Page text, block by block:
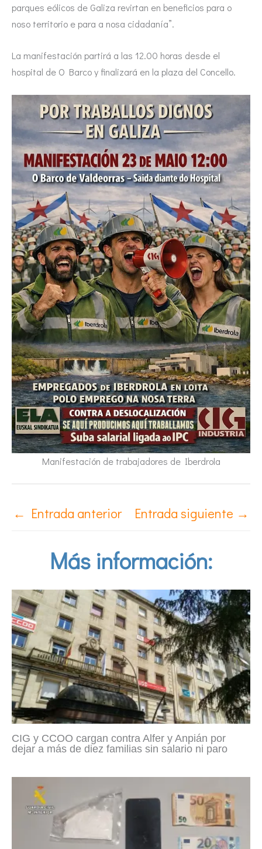
parques eólicos de Galiza revirtan en beneficios para o
noso territorio e para a nosa cidadanía”.
La manifestación partirá a las 12.00 horas desde el
hospital de O Barco y finalizará en la plaza del Concello.
Manifestación de trabajadores de Iberdrola
← Entrada anterior Entrada siguiente →
Más información:
CIG y CCOO cargan contra Alfer y Anpián por
dejar a más de diez familias sin salario ni paro